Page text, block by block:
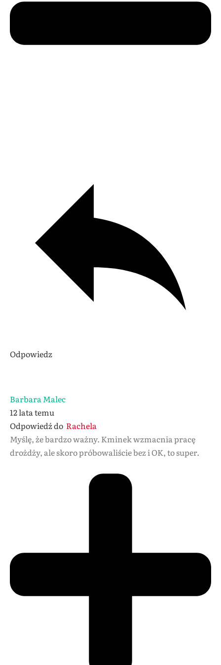
Odpowiedz
Barbara Malec
12 lata temu
Odpowiedź do Rachela
Myślę, że bardzo ważny. Kminek wzmacnia pracę
drożdży, ale skoro próbowaliście bez i OK, to super.